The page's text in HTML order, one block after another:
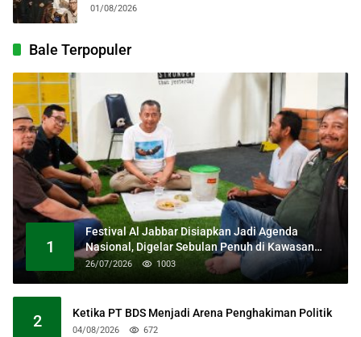
Kolosal
01/08/2026
Bale Terpopuler
1
Festival Al Jabbar Disiapkan Jadi Agenda
Nasional, Digelar Sebulan Penuh di Kawasan
Masjid Raya Al Jabbar
26/07/2026 1003
2 Ketika PT BDS Menjadi Arena Penghakiman Politik
04/08/2026 672